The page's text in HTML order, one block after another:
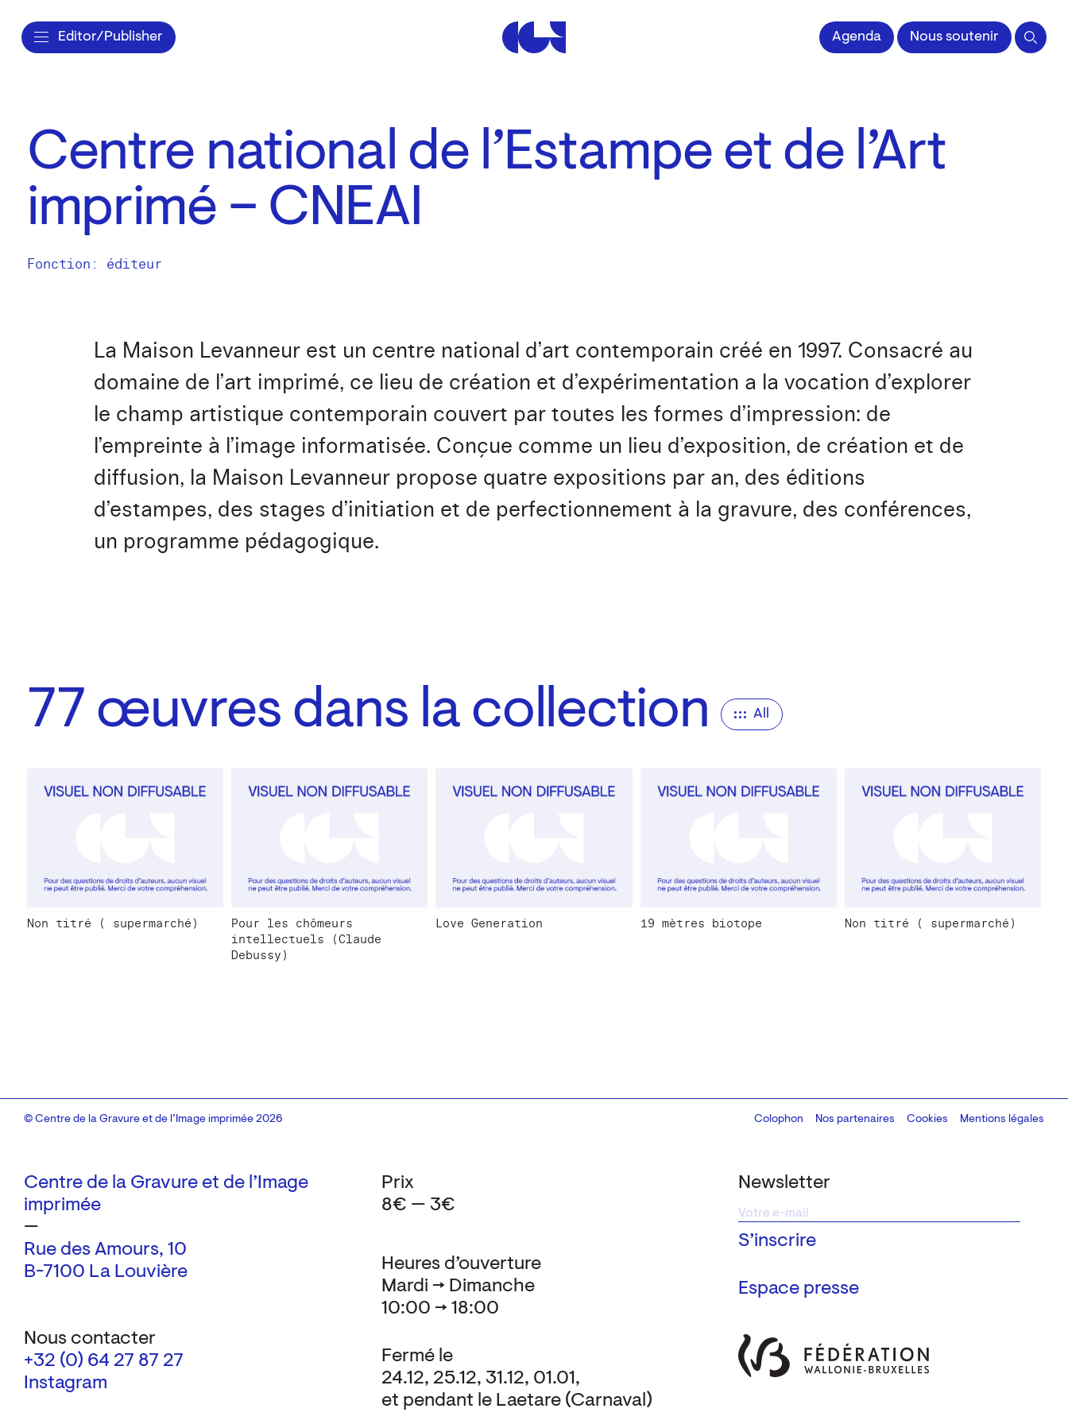
Editor/Publisher Centre de la Gravure et de l'Image impriméeAgenda Nous soutenir
Centre national de l’Estampe et de l’Art
imprimé – CNEAI
Fonction: éditeur
La Maison Levanneur est un centre national d’art contemporain créé en 1997. Consacré au
domaine de l’art imprimé, ce lieu de création et d’expérimentation a la vocation d’explorer
le champ artistique contemporain couvert par toutes les formes d’impression: de
l’empreinte à l’image informatisée. Conçue comme un lieu d’exposition, de création et de
diffusion, la Maison Levanneur propose quatre expositions par an, des éditions
d’estampes, des stages d’initiation et de perfectionnement à la gravure, des conférences,
un programme pédagogique.
77 œuvres dans la collection All
Non titré ( supermarché)
Pour les chômeurs
intellectuels (Claude
Debussy)
Love Generation 19 mètres biotope Non titré ( supermarché)
Centre de la Gravure et de l’Image
imprimée
—
Rue des Amours, 10
B-7100 La Louvière
Nous contacter
+32 (0) 64 27 87 27
Instagram
Newsletter
Espace presse
Heures d’ouverture
Mardi → Dimanche
10:00 → 18:00
Fermé le
24.12, 25.12, 31.12, 01.01,
et pendant le Laetare (Carnaval)
Prix
8€ — 3€
© Centre de la Gravure et de l’Image imprimée 2026 Colophon
Design:Marcel Kaczmarek, code:8080.studio
Nos partenaires Cookies Mentions légales